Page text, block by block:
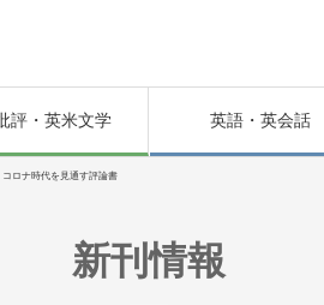
評・英米文学 英語・英会話
ロナ時代を見通す評論書
新刊情報